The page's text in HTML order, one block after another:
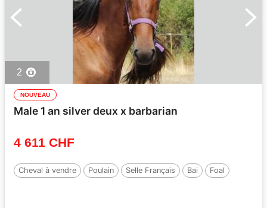
2
NOUVEAU
Male 1 an silver deux x barbarian
4 611 CHF
Cheval à vendre Poulain Selle Français Bai Foal